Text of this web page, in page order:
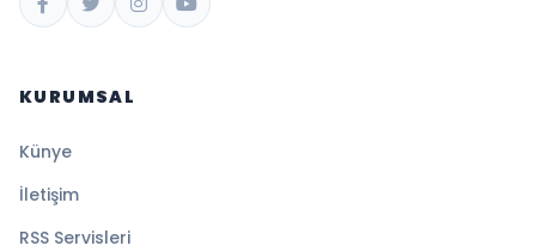
KURUMSAL
Künye
İletişim
RSS Servisleri